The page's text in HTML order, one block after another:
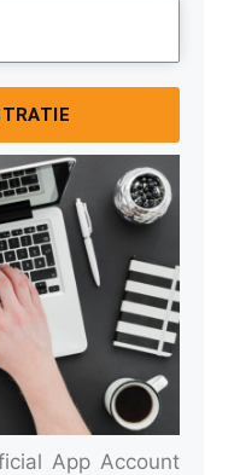
App Account